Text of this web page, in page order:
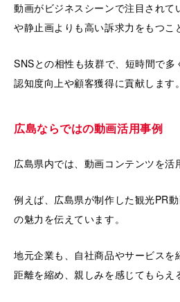
動画がビジネスシーンで注目され
や静止画よりも高い訴求力をもつこ
SNSとの相性も抜群で、短時間で
認知度向上や顧客獲得に貢献します。
広島ならではの動画活用事例
広島県内では、動画コンテンツを活
例えば、広島県が制作した観光PR
の魅力を伝えています。
地元企業も、自社商品やサービス
距離を縮め、親しみを感じてもらえ